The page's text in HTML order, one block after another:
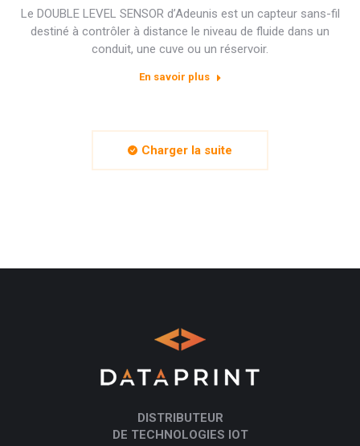
Le DOUBLE LEVEL SENSOR d’Adeunis est un capteur sans-fil
destiné à contrôler à distance le niveau de fluide dans un
conduit, une cuve ou un réservoir.
En savoir plus
Charger la suite
DISTRIBUTEUR
DE TECHNOLOGIES IOT